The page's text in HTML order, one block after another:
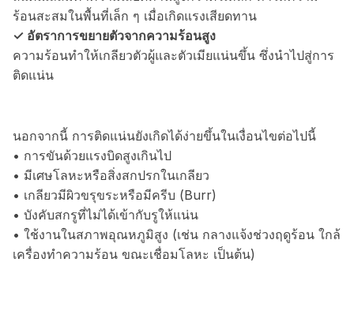
ร้อนสะสมในพื้นที่เล็ก ๆ เมื่อเกิดแรงเสียดทาน
✓ อัตราการขยายตัวจากความร้อนสูง
ความร้อนทำให้เกลียวตัวผู้และตัวเมียแน่นขึ้น ซึ่งนำไปสู่การ
ติดแน่น
นอกจากนี้ การติดแน่นยังเกิดได้ง่ายขึ้นในเงื่อนไขต่อไปนี้
• การขันด้วยแรงบิดสูงเกินไป
• มีเศษโลหะหรือสิ่งสกปรกในเกลียว
• เกลียวมีผิวขรุขระหรือมีครีบ (Burr)
• บังคับสกรูที่ไม่ได้เข้ากับรูให้แน่น
• ใช้งานในสภาพอุณหภูมิสูง (เช่น กลางแจ้งช่วงฤดูร้อน ใกล้
เครื่องทำความร้อน ขณะเชื่อมโลหะ เป็นต้น)